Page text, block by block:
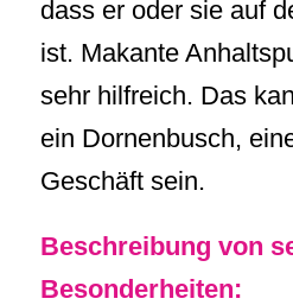
dass er oder sie auf
ist. Makante
sehr hilfreich. Das
ein Dornenbusch,
Geschäft sein.
Beschreibung von
Besonderheiten: